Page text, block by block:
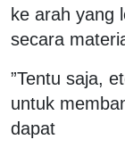
ke arah yang
secara
”Tentu saja,
untuk
dapat